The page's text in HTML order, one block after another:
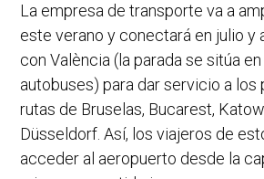
La empresa de transporte va a
este verano y conectará en julio y
con València (la parada se sitúa
autobuses) para dar servicio a los
rutas de Bruselas, Bucarest,
Düsseldorf. Así, los viajeros de
acceder al aeropuerto desde la